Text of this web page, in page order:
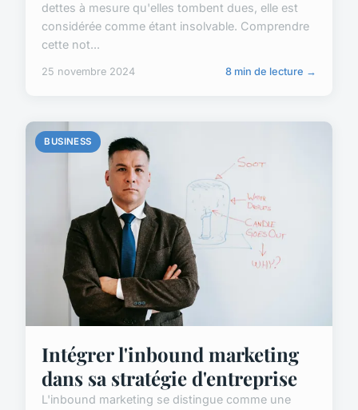
dettes à mesure qu'elles tombent dues, elle est
considérée comme étant insolvable. Comprendre
cette not...
25 novembre 2024 8 min de lecture →
BUSINESS
Intégrer l'inbound marketing
dans sa stratégie d'entreprise
L'inbound marketing se distingue comme une